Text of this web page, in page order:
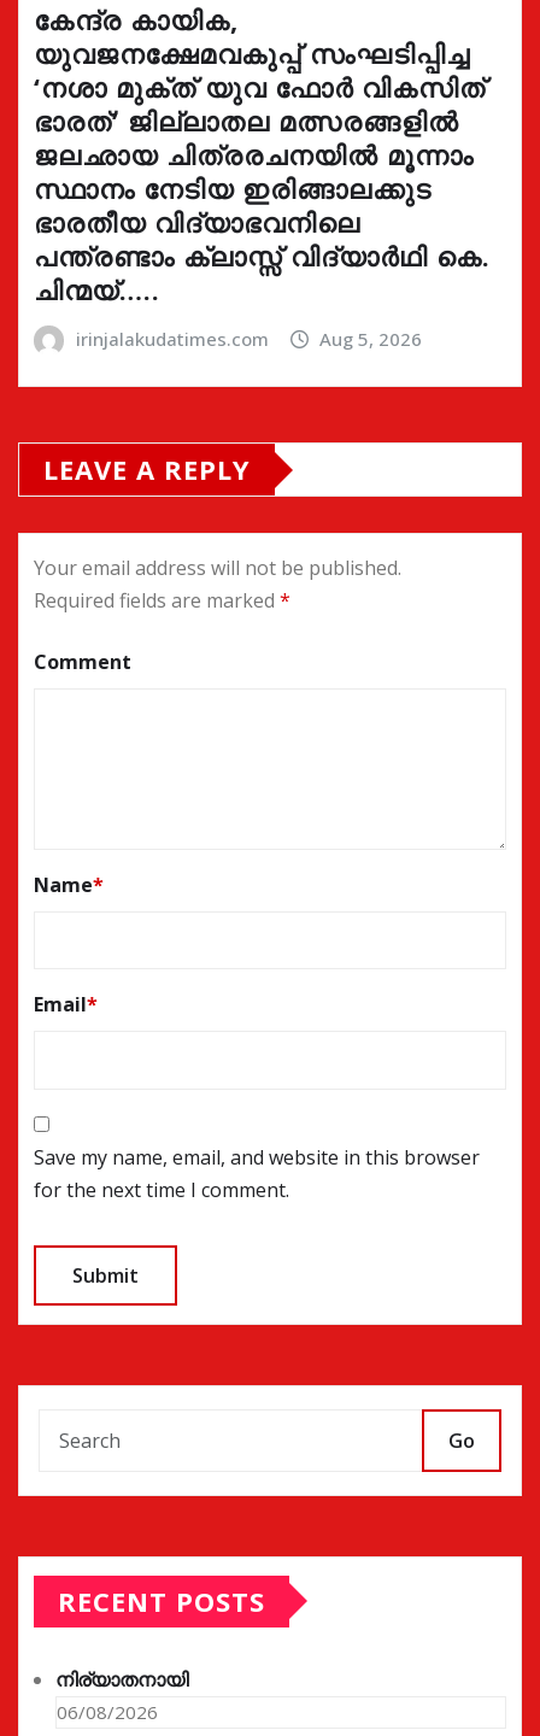
കേന്ദ്ര കായിക,
യുവജനക്ഷേമവകുപ്പ് സംഘടിപ്പിച്ച
‘നശാ മുക്ത് യുവ ഫോർ വികസിത്
ഭാരത്’ ജില്ലാതല മത്സരങ്ങളിൽ
ജലഛായ ചിത്രരചനയിൽ മൂന്നാം
സ്ഥാനം നേടിയ ഇരിങ്ങാലക്കുട
ഭാരതീയ വിദ്യാഭവനിലെ
പന്ത്രണ്ടാം ക്ലാസ്സ് വിദ്യാർഥി കെ.
ചിന്മയ്…..
irinjalakudatimes.com Aug 5, 2026
LEAVE A REPLY
Your email address will not be published.
Required fields are marked *
Comment
Name*
Email*
Save my name, email, and website in this browser
for the next time I comment.
Go
RECENT POSTS
നിര്യാതനായി
06/08/2026